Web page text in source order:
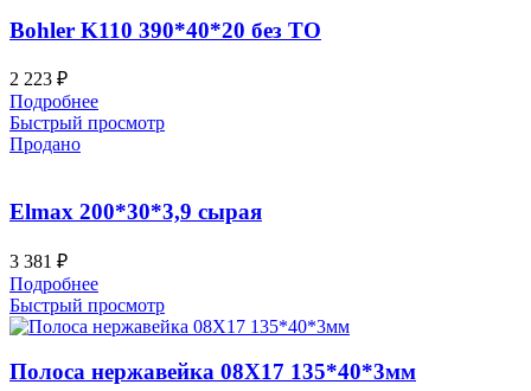
Bohler K110 390*40*20 без ТО
2 223 ₽
Подробнее
Быстрый просмотр
Продано
Elmax 200*30*3,9 сырая
3 381 ₽
Подробнее
Быстрый просмотр
Полоса нержавейка 08Х17 135*40*3мм